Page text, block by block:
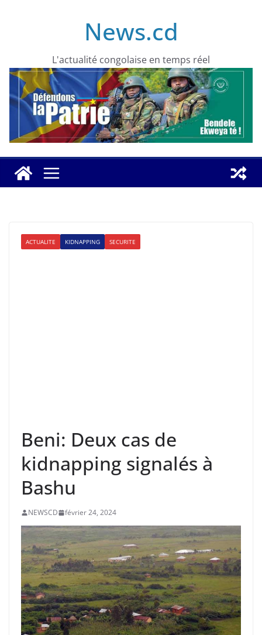
News.cd
L'actualité congolaise en temps réel
ACTUALITE KIDNAPPING SECURITE
Beni: Deux cas de
kidnapping signalés à
Bashu
NEWSCD février 24, 2024